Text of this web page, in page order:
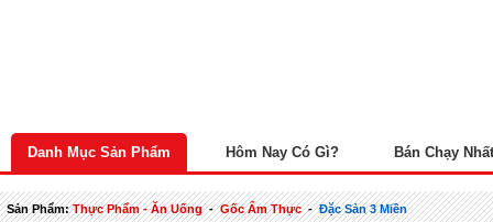
Danh Mục Sản Phẩm Hôm Nay Có Gì? Bán Chạy Nhất
Sản Phẩm:Thực Phẩm - Ăn Uống-Gốc Ẩm Thực-Đặc Sản 3 Miền